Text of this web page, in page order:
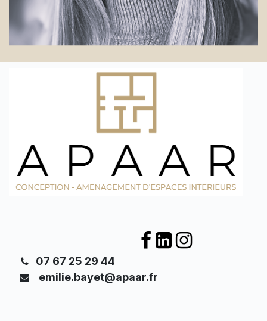
07 67 25 29 44
emilie.bayet@apaar.fr